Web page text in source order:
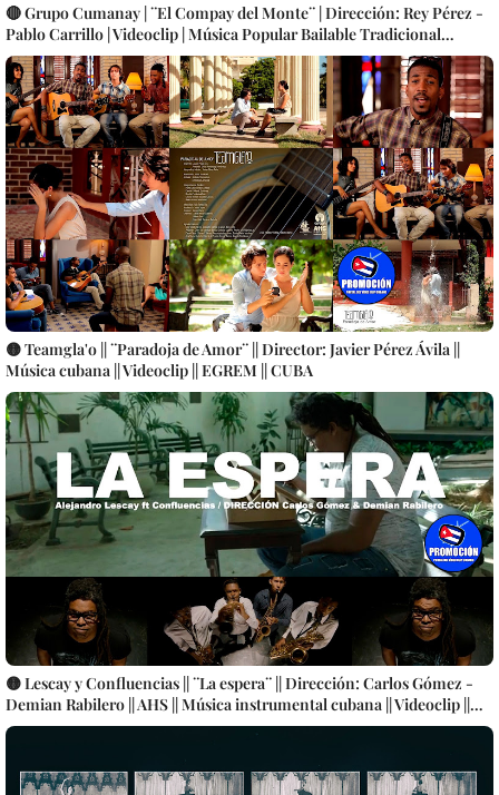
🔴 Grupo Cumanay | ¨El Compay del Monte¨ | Dirección: Rey Pérez -
Pablo Carrillo | Videoclip | Música Popular Bailable Tradicional
Cubana | Son Montuno | Punto Guajiro | Artistas Cubanos | Canción |
CUBA
🟡 Teamgla'o || ¨Paradoja de Amor¨ || Director: Javier Pérez Ávila ||
Música cubana || Videoclip || EGREM || CUBA
🟡 Lescay y Confluencias || ¨La espera¨ || Dirección: Carlos Gómez -
Demian Rabilero || AHS || Música instrumental cubana || Videoclip ||
CUBA